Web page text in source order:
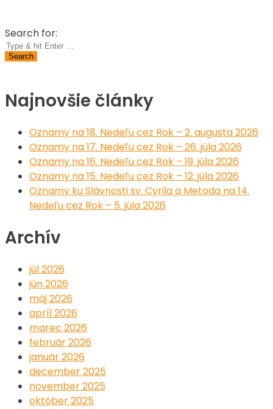
Search for:
Najnovšie články
Oznamy na 18. Nedeľu cez Rok – 2. augusta 2026
Oznamy na 17. Nedeľu cez Rok – 26. júla 2026
Oznamy na 16. Nedeľu cez Rok – 19. júla 2026
Oznamy na 15. Nedeľu cez Rok – 12. júla 2026
Oznamy ku Slávnosti sv. Cyrila a Metoda na 14.
Nedeľu cez Rok – 5. júla 2026
Archív
júl 2026
jún 2026
máj 2026
apríl 2026
marec 2026
február 2026
január 2026
december 2025
november 2025
október 2025